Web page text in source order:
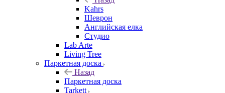
Kahrs
Шеврон
Английская елка
Студио
Lab Arte
Living Tree
Паркетная доска
Назад
Паркетная доска
Tarkett